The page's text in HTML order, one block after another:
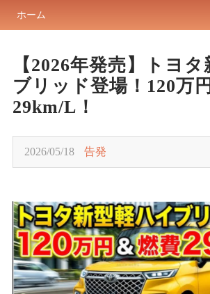
ホーム
【2026年発売】トヨ
ブリッド登場！120万
29km/L！
2026/05/18 告発